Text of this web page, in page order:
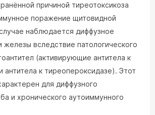
причиной тиреотоксикоза
поражение щитовидной
наблюдается диффузное
железы вследствие патологического
(активирующие антитела к
антитела к тиреопероксидазе). Этот
для диффузного
и хронического аутоиммунного